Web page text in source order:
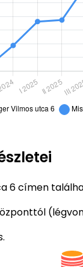
6 címen